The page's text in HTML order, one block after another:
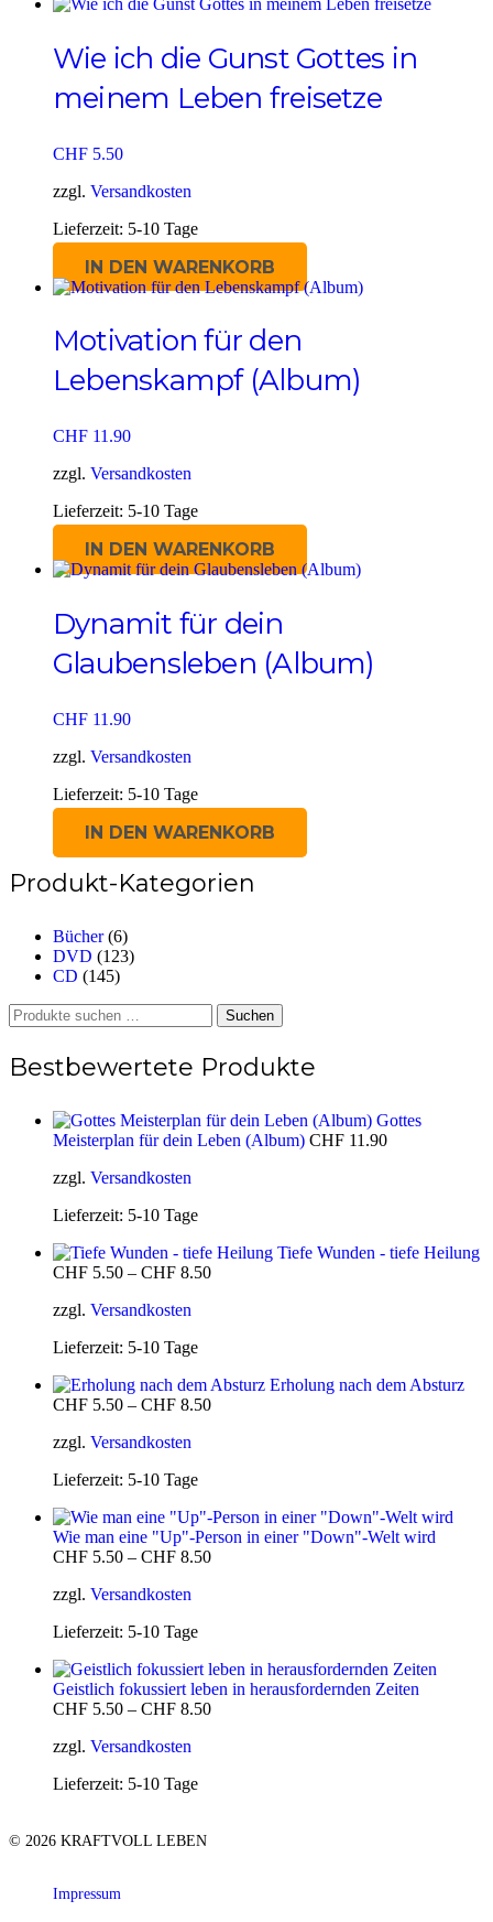
Die
können
auf
der
Produktseite
Wie ich die Gunst Gottes in
meinem Leben freisetze
CHF 5.50
zzgl. Versandkosten
Lieferzeit: 5-10 Tage
IN DEN WARENKORB
Motivation für den
Lebenskampf (Album)
CHF 11.90
zzgl. Versandkosten
Lieferzeit: 5-10 Tage
IN DEN WARENKORB
Dynamit für dein
Glaubensleben (Album)
CHF 11.90
zzgl. Versandkosten
Lieferzeit: 5-10 Tage
IN DEN WARENKORB
Produkt-Kategorien
Bücher (6)
DVD (123)
CD (145)
Suchen
nach:
Suchen
Bestbewertete Produkte
Gottes
Meisterplan für dein Leben (Album) CHF 11.90
zzgl. Versandkosten
Lieferzeit: 5-10 Tage
Tiefe Wunden - tiefe Heilung
CHF 5.50 – CHF 8.50
zzgl. Versandkosten
Lieferzeit: 5-10 Tage
Erholung nach dem Absturz
CHF 5.50 – CHF 8.50
zzgl. Versandkosten
Lieferzeit: 5-10 Tage
Wie man eine "Up"-Person in einer "Down"-Welt wird
CHF 5.50 – CHF 8.50
zzgl. Versandkosten
Lieferzeit: 5-10 Tage
Geistlich fokussiert leben in herausfordernden Zeiten
CHF 5.50 – CHF 8.50
zzgl. Versandkosten
Lieferzeit: 5-10 Tage
© 2026 KRAFTVOLL LEBEN
Impressum